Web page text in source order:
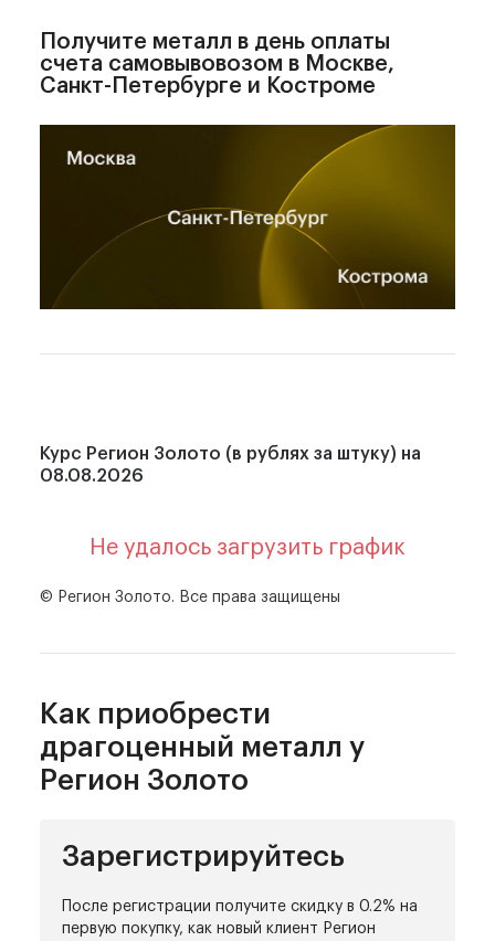
Получите металл в день оплаты
счета самовывовозом в Москве,
Санкт-Петербурге и Костроме
Курс Регион Золото (в рублях за штуку) на
08.08.2026
Не удалось загрузить график
© Регион Золото. Все права защищены
Как приобрести
драгоценный металл у
Регион Золото
Зарегистрируйтесь
После регистрации получите скидку в 0.2% на
первую покупку, как новый клиент Регион